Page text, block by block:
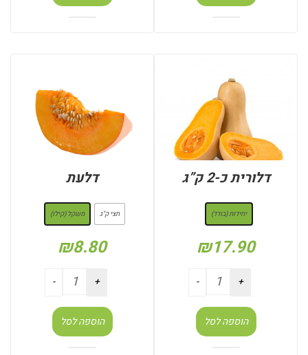
דלורית כ-2 ק”ג
יחידות (בודד)
₪17.90
הוספה לסל
דלעת
חצי ק"ג משקל (קילו)
₪8.80
הוספה לסל